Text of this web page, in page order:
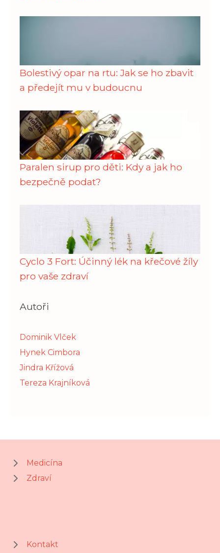
Bolestivý opar na rtu: Jak se ho zbavit
a předejít mu v budoucnu
Paralen sirup pro děti: Kdy a jak ho
bezpečně podat?
Cyclo 3 Fort: Účinný lék na křečové žíly
pro vaše zdraví
Autoři
Dominik Vlček
Hynek Cimbora
Jindra Křížová
Tereza Krajníková
Medicína
Zdraví
Kontakt